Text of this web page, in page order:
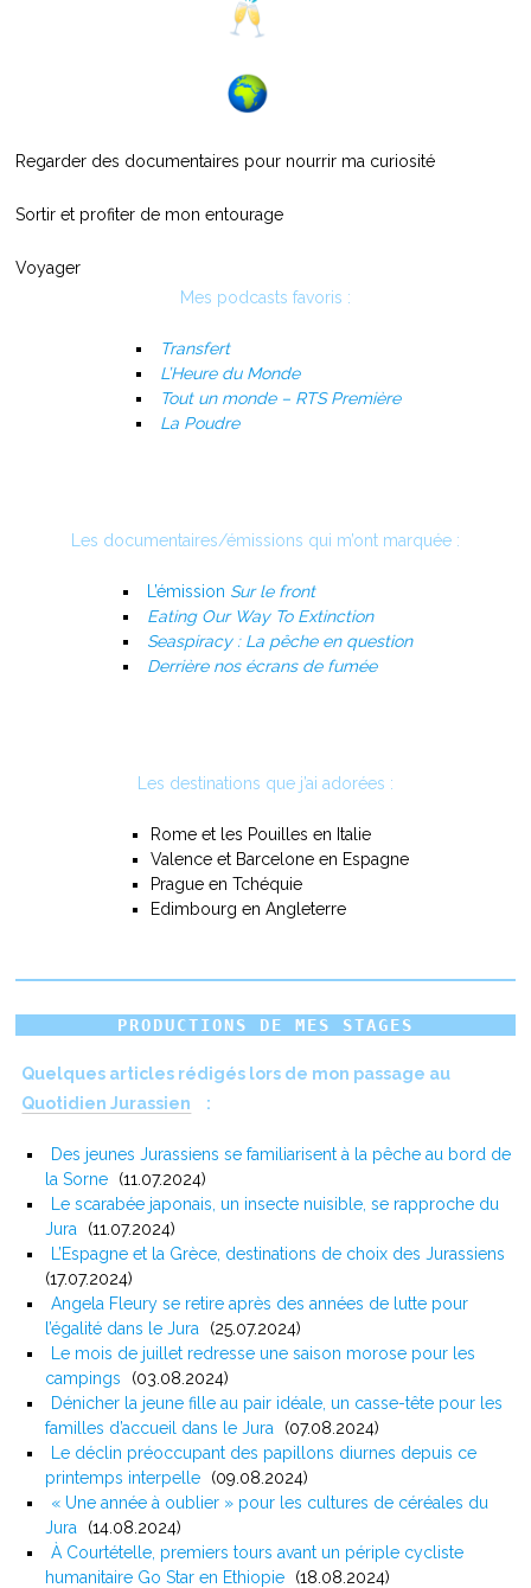
Regarder des documentaires pour nourrir ma curiosité
Sortir et profiter de mon entourage
Voyager
Mes podcasts favoris :
Transfert
L’Heure du Monde
Tout un monde – RTS Première
La Poudre
Les documentaires/émissions qui m’ont marquée :
L’émission Sur le front
Eating Our Way To Extinction
Seaspiracy : La pêche en question
Derrière nos écrans de fumée
Les destinations que j’ai adorées :
Rome et les Pouilles en Italie
Valence et Barcelone en Espagne
Prague en Tchéquie
Edimbourg en Angleterre
PRODUCTIONS DE MES STAGES
Quelques articles rédigés lors de mon passage au
Quotidien Jurassien
:
Des jeunes Jurassiens se familiarisent à la pêche au bord de
la Sorne
(11.07.2024)
Le scarabée japonais, un insecte nuisible, se rapproche du
Jura
(11.07.2024)
L’Espagne et la Grèce, destinations de choix des Jurassiens
(17.07.2024)
Angela Fleury se retire après des années de lutte pour
l’égalité dans le Jura
(25.07.2024)
Le mois de juillet redresse une saison morose pour les
campings
(03.08.2024)
Dénicher la jeune fille au pair idéale, un casse-tête pour les
familles d’accueil dans le Jura
(07.08.2024)
Le déclin préoccupant des papillons diurnes depuis ce
printemps interpelle
(09.08.2024)
« Une année à oublier » pour les cultures de céréales du
Jura
(14.08.2024)
À Courtételle, premiers tours avant un périple cycliste
humanitaire Go Star en Ethiopie
(18.08.2024)